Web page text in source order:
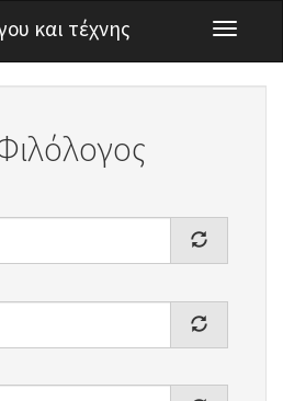
και τέχνης
Toggle